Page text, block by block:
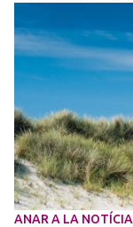
ANAR A LA NOTÍCIA